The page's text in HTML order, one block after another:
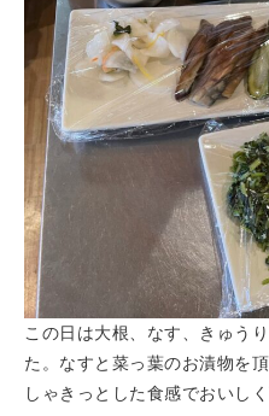
この日は大根、なす、きゅう
た。なすと菜っ葉のお漬物を
しゃきっとした食感でおいしく